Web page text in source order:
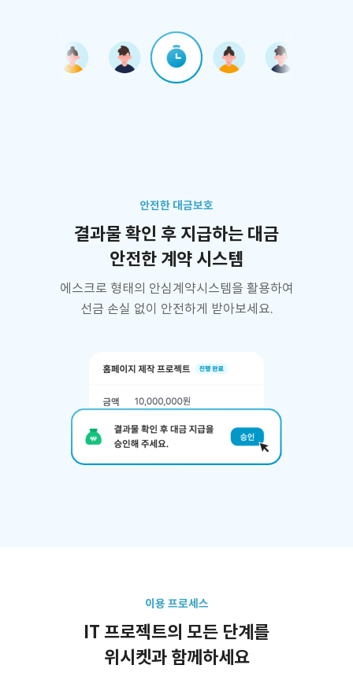
안전한 대금보호
결과물 확인 후 지급하는 대금
안전한 계약 시스템
에스크로 형태의 안심계약시스템을 활용하여
선금 손실 없이 안전하게 받아보세요.
이용 프로세스
IT 프로젝트의 모든 단계를
위시켓과 함께하세요